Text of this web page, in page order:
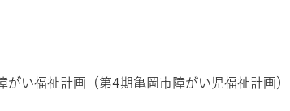
い福祉計画（第4期亀岡市障がい児福祉計画）